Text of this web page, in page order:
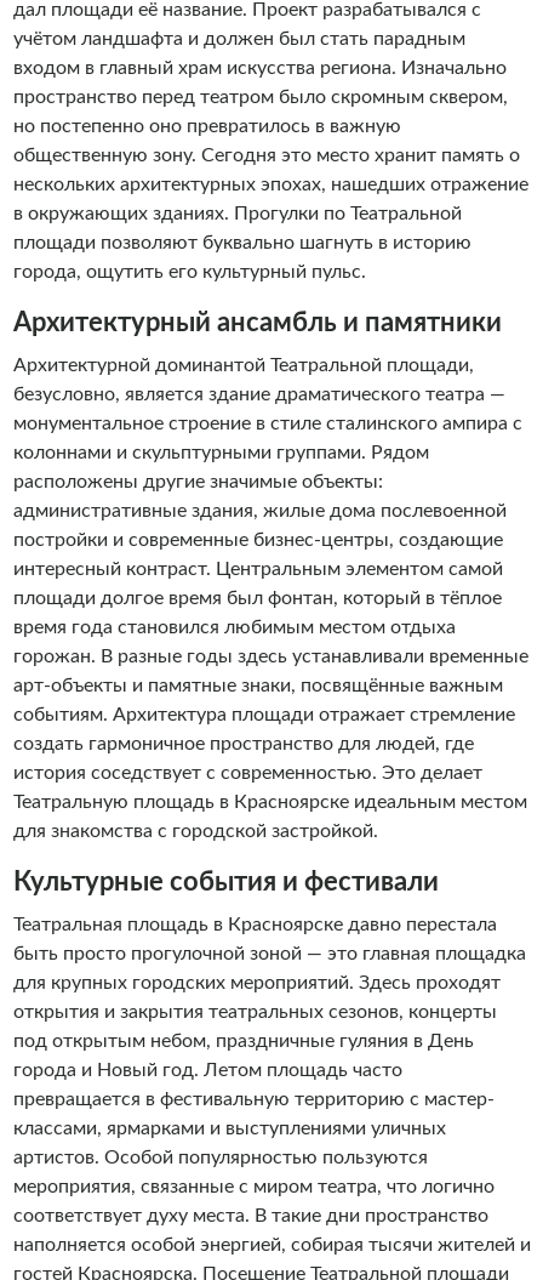
дал площади её название. Проект разрабатывался с
учётом ландшафта и должен был стать парадным
входом в главный храм искусства региона. Изначально
пространство перед театром было скромным сквером,
но постепенно оно превратилось в важную
общественную зону. Сегодня это место хранит память о
нескольких архитектурных эпохах, нашедших отражение
в окружающих зданиях. Прогулки по Театральной
площади позволяют буквально шагнуть в историю
города, ощутить его культурный пульс.
Архитектурный ансамбль и памятники
Архитектурной доминантой Театральной площади,
безусловно, является здание драматического театра —
монументальное строение в стиле сталинского ампира с
колоннами и скульптурными группами. Рядом
расположены другие значимые объекты:
административные здания, жилые дома послевоенной
постройки и современные бизнес-центры, создающие
интересный контраст. Центральным элементом самой
площади долгое время был фонтан, который в тёплое
время года становился любимым местом отдыха
горожан. В разные годы здесь устанавливали временные
арт-объекты и памятные знаки, посвящённые важным
событиям. Архитектура площади отражает стремление
создать гармоничное пространство для людей, где
история соседствует с современностью. Это делает
Театральную площадь в Красноярске идеальным местом
для знакомства с городской застройкой.
Культурные события и фестивали
Театральная площадь в Красноярске давно перестала
быть просто прогулочной зоной — это главная площадка
для крупных городских мероприятий. Здесь проходят
открытия и закрытия театральных сезонов, концерты
под открытым небом, праздничные гуляния в День
города и Новый год. Летом площадь часто
превращается в фестивальную территорию с мастер-
классами, ярмарками и выступлениями уличных
артистов. Особой популярностью пользуются
мероприятия, связанные с миром театра, что логично
соответствует духу места. В такие дни пространство
наполняется особой энергией, собирая тысячи жителей и
гостей Красноярска. Посещение Театральной площади